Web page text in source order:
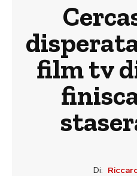
film tv
Di: